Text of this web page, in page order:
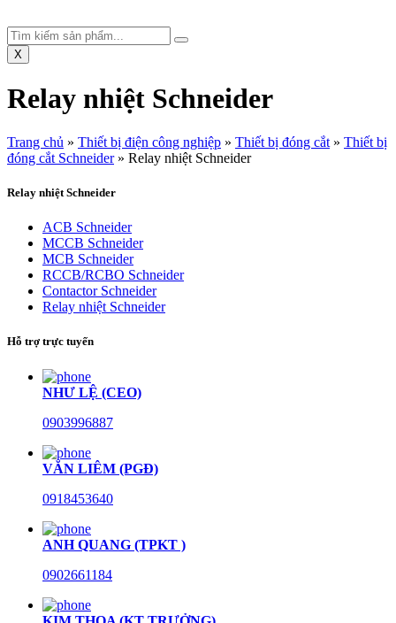
X
Relay nhiệt Schneider
Trang chủ » Thiết bị điện công nghiệp » Thiết bị đóng cắt » Thiết bị
đóng cắt Schneider» Relay nhiệt Schneider
Relay nhiệt Schneider
ACB Schneider
MCCB Schneider
MCB Schneider
RCCB/RCBO Schneider
Contactor Schneider
Relay nhiệt Schneider
Hỗ trợ trực tuyến
NHƯ LỆ (CEO)
0903996887
VĂN LIÊM (PGĐ)
0918453640
ANH QUANG (TPKT )
0902661184